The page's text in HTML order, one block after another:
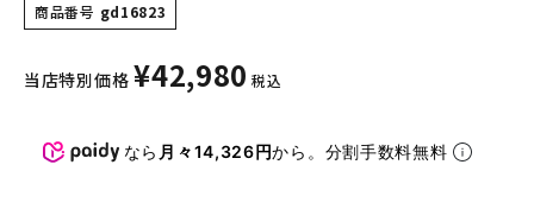
その他バッグ類
スニーカー・ブーツ
商品番号 gd16823
当店特別価格 ¥42,980 税込
なら 月々14,326円から。分割手数料無料